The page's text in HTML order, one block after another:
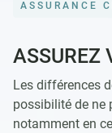
ASSURANCE
ASSUREZ
Les différences
possibilité de ne
notamment en